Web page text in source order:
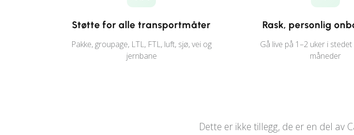
Støtte for alle transportmåter
Pakke, groupage, LTL, FTL, luft, sjø, vei og
jernbane
Rask, personlig
Gå live på 1–2 uker i
måneder
Dette er ikke tillegg, de er en del av